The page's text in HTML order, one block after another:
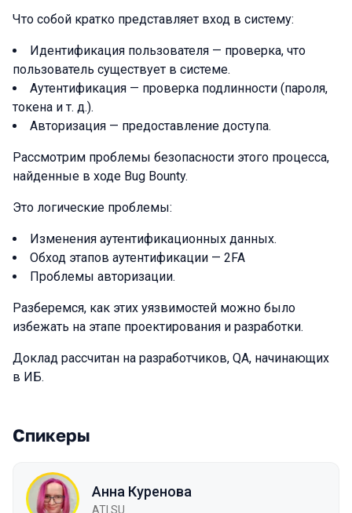
Что собой кратко представляет вход в систему:
Идентификация пользователя — проверка, что
пользователь существует в системе.
Аутентификация — проверка подлинности (пароля,
токена и т. д.).
Авторизация — предоставление доступа.
Рассмотрим проблемы безопасности этого процесса,
найденные в ходе Bug Bounty.
Это логические проблемы:
Изменения аутентификационных данных.
Обход этапов аутентификации — 2FA
Проблемы авторизации.
Разберемся, как этих уязвимостей можно было
избежать на этапе проектирования и разработки.
Доклад рассчитан на разработчиков, QA, начинающих
в ИБ.
Спикеры
Анна Куренова
ATI.SU